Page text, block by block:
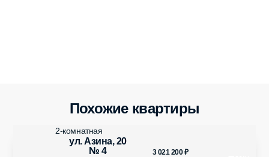
Похожие квартиры
ул. Азина, 20
№ 4
2-комнатная
3 021 200 ₽